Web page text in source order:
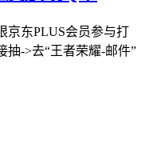
京东PLUS会员参与打
抽->去“王者荣耀-邮件”